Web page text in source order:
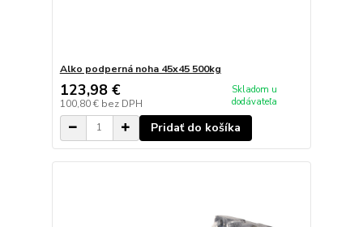
Alko podperná noha 45x45 500kg
123,98 €
100,80 € bez DPH
Skladom u
dodávateľa
Pridať do košíka